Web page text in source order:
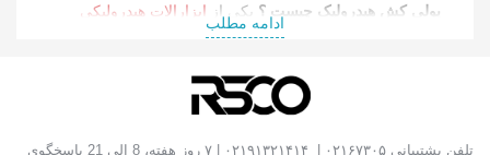
پولی کش هیدرولیک چیست ؟ یکی از ابزارالات هیدرولیکی
تخصصی برای خارج کردن پولی، چرخ‌دنده، بلبرینگ، کوپلینگ و
قطعاتی است که روی شفت نصب شده‌اند استفاده می‌شود به
همین دلیل این ابزار با نامبلبرینگ کش هیدرولیک
ادامه مطلب
تلفن پشتیبانی ۰۲۱۶۷۳۰۵
| ۷ روز هفته، 8 الی 21 پاسخگوی